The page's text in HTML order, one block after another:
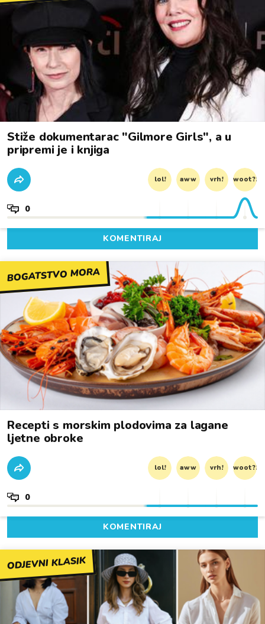
Stiže dokumentarac "Gilmore Girls", a u
pripremi je i knjiga
lol! aww vrh! woot?!
0
KOMENTIRAJ
BOGATSTVO MORA
Recepti s morskim plodovima za lagane
ljetne obroke
lol! aww vrh! woot?!
0
KOMENTIRAJ
ODJEVNI KLASIK